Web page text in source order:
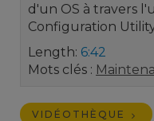
d'un OS à travers
Configuration
Length: 6:42
Mots clés :
VIDÉOTHÈQUE